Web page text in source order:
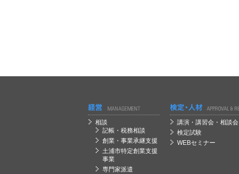
経営相談
記帳・税務相談
創業・事業承継支援
土浦市特定創業支援
事業
専門家派遣
経営講演・講習会・相談会
検定試験
WEBセミナー